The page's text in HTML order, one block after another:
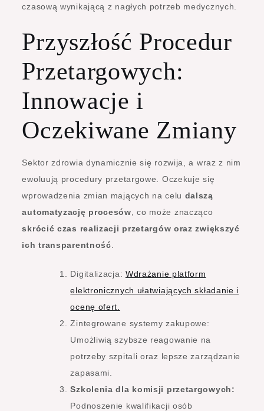
czasową wynikającą z nagłych potrzeb medycznych.
Przyszłość Procedur
Przetargowych:
Innowacje i
Oczekiwane Zmiany
Sektor zdrowia dynamicznie się rozwija, a wraz z nim
ewoluują procedury przetargowe. Oczekuje się
wprowadzenia zmian mających na celu dalszą
automatyzację procesów , co może znacząco
skrócić czas realizacji przetargów oraz zwiększyć
ich transparentność
Digitalizacja: Wdrażanie platform
elektronicznych ułatwiających składanie i
ocenę ofert.
Zintegrowane systemy zakupowe:
Umożliwią szybsze reagowanie na
potrzeby szpitali oraz lepsze zarządzanie
zapasami.
Szkolenia dla komisji przetargowych:
Podnoszenie kwalifikacji osób